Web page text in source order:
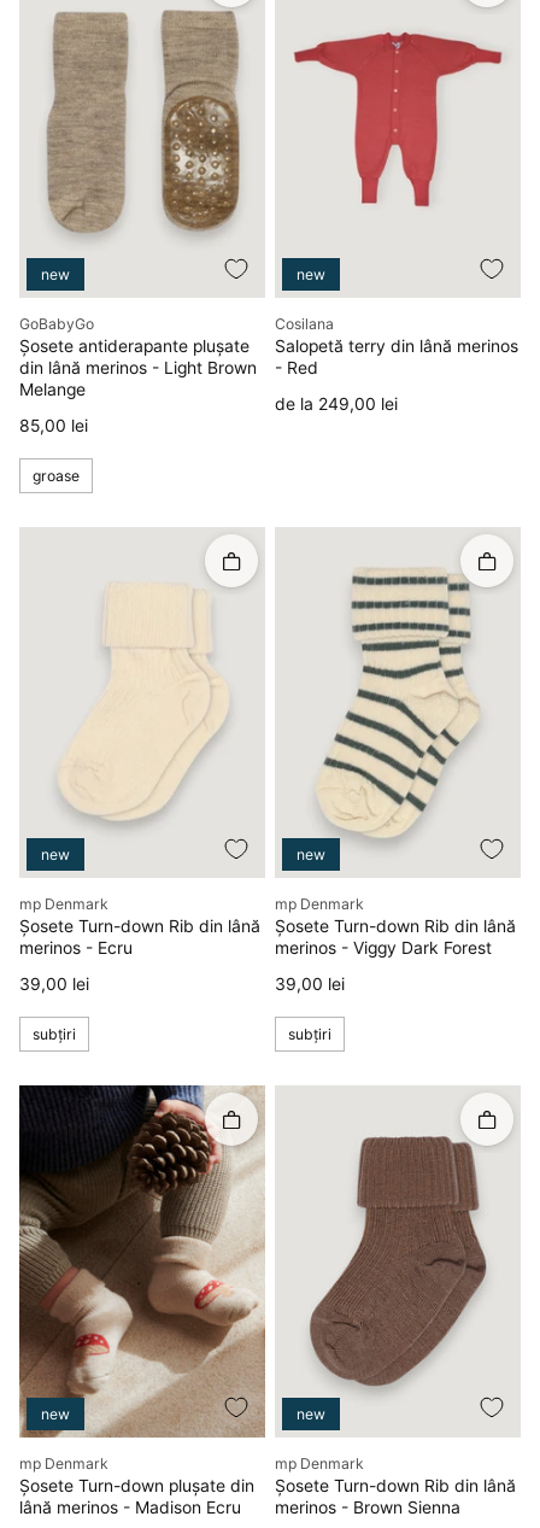
Șosete antiderapante plușate
din lână merinos - Light Brown
Melange
new
Producător
GoBabyGo
Preț
85,00 lei
groase
Salopetă terry din lână merinos
- Red
new
Producător
Cosilana
Preț
de la 249,00 lei
Șosete Turn-down Rib din lână
merinos - Ecru
new
Rapid în coș
Producător
mp Denmark
Preț
39,00 lei
subțiri
Șosete Turn-down Rib din lână
merinos - Viggy Dark Forest
new
Rapid
Producător
mp Denmark
Preț
39,00 lei
subțiri
Șosete Turn-down plușate din
lână merinos - Madison Ecru
new
Rapid în coș
Producător
mp Denmark
Șosete Turn-down Rib din lână
merinos - Brown Sienna
new
Rapid
Producător
mp Denmark